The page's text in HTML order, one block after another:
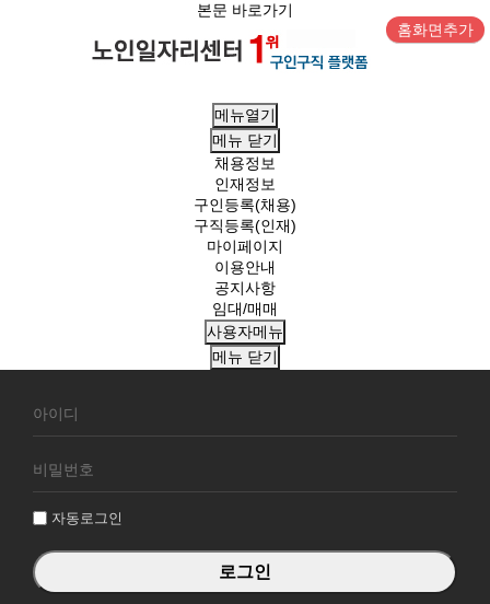
본문 바로가기
홈화면추가
메뉴열기
메뉴 닫기
채용정보
인재정보
구인등록(채용)
구직등록(인재)
마이페이지
이용안내
공지사항
임대/매매
사용자메뉴
메뉴 닫기
원
그
자동로그인